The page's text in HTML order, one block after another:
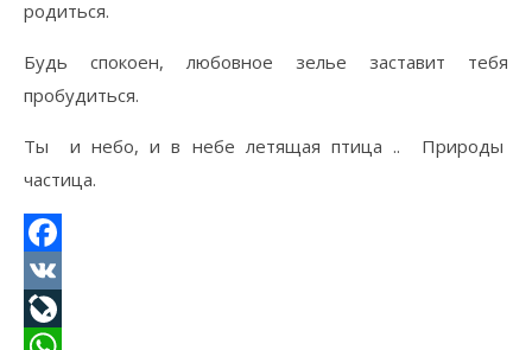
родиться.
Будь спокоен, любовное зелье заставит тебя
пробудиться.
Ты и небо, и в небе летящая птица .. Природы
частица.
Facebook
VK